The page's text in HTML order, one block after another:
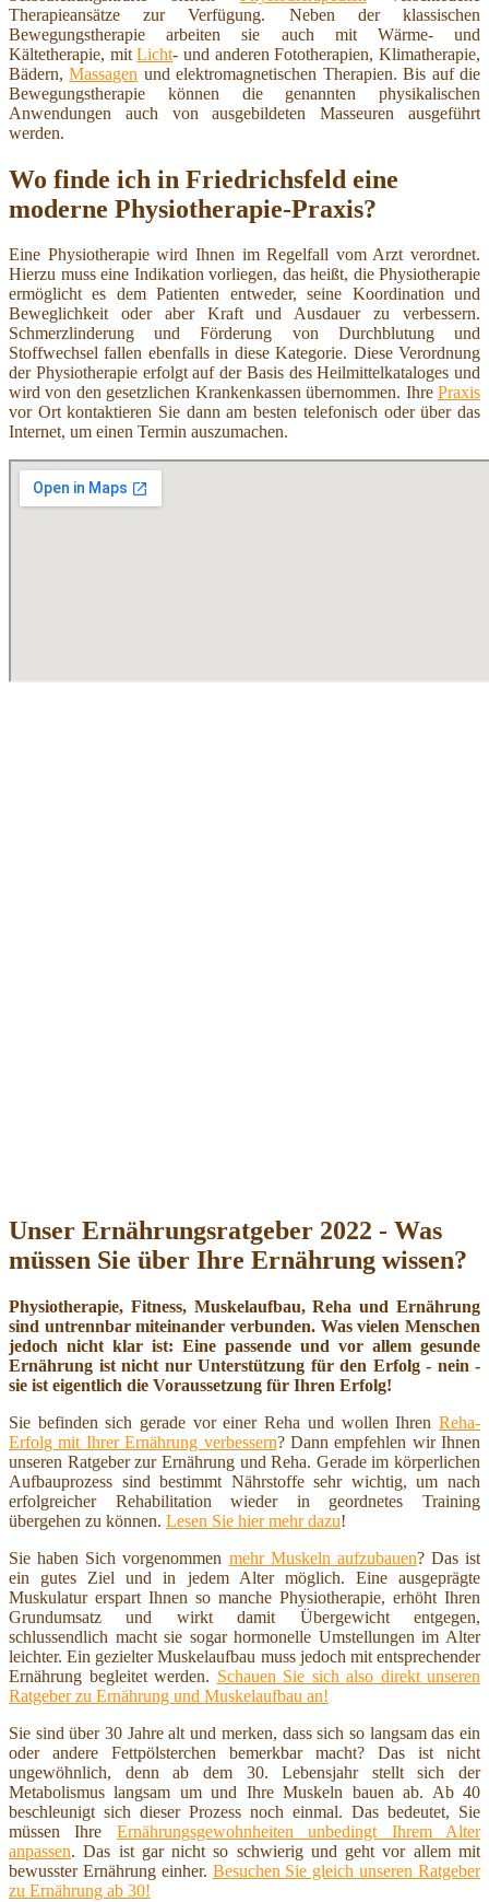
Therapieansätze zur Verfügung. Neben der klassischen
Bewegungstherapie arbeiten sie auch mit Wärme- und
Kältetherapie, mitLicht- und anderen Fototherapien, Klimatherapie,
Bädern,Massagen und elektromagnetischen Therapien. Bis auf die
Bewegungstherapie können die genannten physikalischen
Anwendungen auch von ausgebildeten Masseuren ausgeführt
werden.
Wo finde ich in Friedrichsfeld eine
moderne Physiotherapie-Praxis?
Eine Physiotherapie wird Ihnen im Regelfall vom Arzt verordnet.
Hierzu muss eine Indikation vorliegen, das heißt, die Physiotherapie
ermöglicht es dem Patienten entweder, seine Koordination und
Beweglichkeit oder aber Kraft und Ausdauer zu verbessern.
Schmerzlinderung und Förderung von Durchblutung und
Stoffwechsel fallen ebenfalls in diese Kategorie. Diese Verordnung
der Physiotherapie erfolgt auf der Basis des Heilmittelkataloges und
wird von den gesetzlichen Krankenkassen übernommen. Ihre Praxis
vor Ort kontaktieren Sie dann am besten telefonisch oder über das
Internet, um einen Termin auszumachen.
Unser Ernährungsratgeber 2022 - Was
müssen Sie über Ihre Ernährung wissen?
Physiotherapie, Fitness, Muskelaufbau, Reha und Ernährung
sind untrennbar miteinander verbunden. Was vielen Menschen
jedoch nicht klar ist: Eine passende und vor allem gesunde
Ernährung ist nicht nur Unterstützung für den Erfolg - nein -
sie ist eigentlich die Voraussetzung für Ihren Erfolg!
Sie befinden sich gerade vor einer Reha und wollen Ihren Reha-
Erfolg mit Ihrer Ernährung verbessern? Dann empfehlen wir Ihnen
unseren Ratgeber zur Ernährung und Reha. Gerade im körperlichen
Aufbauprozess sind bestimmt Nährstoffe sehr wichtig, um nach
erfolgreicher Rehabilitation wieder in geordnetes Training
übergehen zu können. Lesen Sie hier mehr dazu!
Sie haben Sich vorgenommen mehr Muskeln aufzubauen? Das ist
ein gutes Ziel und in jedem Alter möglich. Eine ausgeprägte
Muskulatur erspart Ihnen so manche Physiotherapie, erhöht Ihren
Grundumsatz und wirkt damit Übergewicht entgegen,
schlussendlich macht sie sogar hormonelle Umstellungen im Alter
leichter. Ein gezielter Muskelaufbau muss jedoch mit entsprechender
Ernährung begleitet werden. Schauen Sie sich also direkt unseren
Ratgeber zu Ernährung und Muskelaufbau an!
Sie sind über 30 Jahre alt und merken, dass sich so langsam das ein
oder andere Fettpölsterchen bemerkbar macht? Das ist nicht
ungewöhnlich, denn ab dem 30. Lebensjahr stellt sich der
Metabolismus langsam um und Ihre Muskeln bauen ab. Ab 40
beschleunigt sich dieser Prozess noch einmal. Das bedeutet, Sie
müssen Ihre Ernährungsgewohnheiten unbedingt Ihrem Alter
anpassen. Das ist gar nicht so schwierig und geht vor allem mit
bewusster Ernährung einher. Besuchen Sie gleich unseren Ratgeber
zu Ernährung ab 30!